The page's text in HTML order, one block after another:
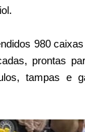
980
prontas
tampas e